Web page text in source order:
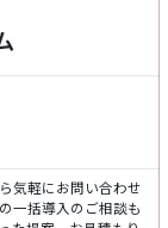
気軽にお問い合わせ
一括導入のご相談も